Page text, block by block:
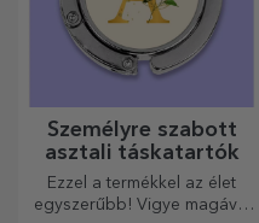
Személyre szabott
asztali táskatartók
Ezzel a termékkel az élet
egyszerűbb! Vigye magával